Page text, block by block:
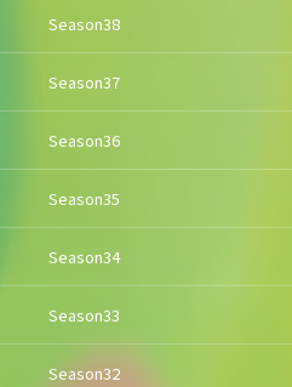
Season38
Season37
Season36
Season35
Season34
Season33
Season32